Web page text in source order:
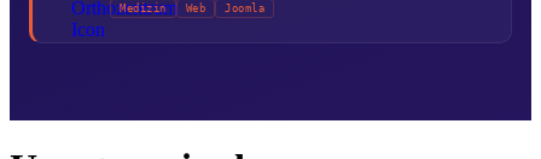
Medizin Web Joomla